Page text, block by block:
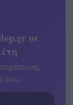
σε
σου.